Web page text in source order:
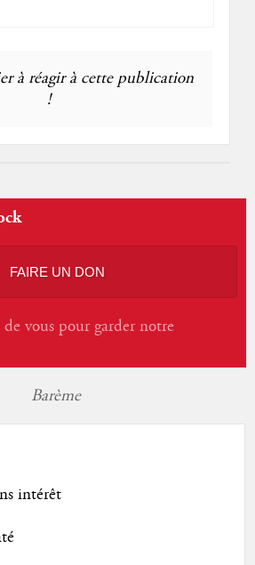
à réagir à cette publication
!
FAIRE UN DON
vous pour garder notre
Barème
intérêt